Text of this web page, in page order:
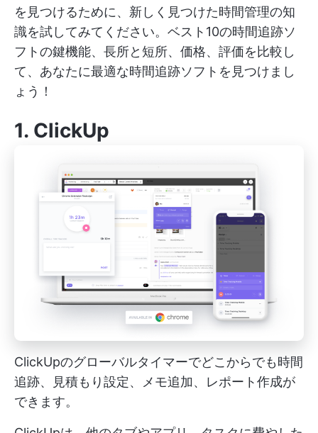
を見つけるために、新しく見つけた時間管理の知
識を試してみてください。ベスト10の時間追跡ソ
フトの鍵機能、長所と短所、価格、評価を比較し
て、あなたに最適な時間追跡ソフトを見つけまし
ょう！
1. ClickUp
ClickUpのグローバルタイマーでどこからでも時間
追跡、見積もり設定、メモ追加、レポート作成が
できます。